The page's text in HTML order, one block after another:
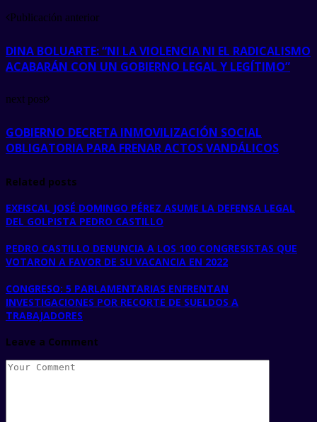
Publicación anterior
DINA BOLUARTE: “NI LA VIOLENCIA NI EL RADICALISMO
ACABARÁN CON UN GOBIERNO LEGAL Y LEGÍTIMO”
next post
GOBIERNO DECRETA INMOVILIZACIÓN SOCIAL
OBLIGATORIA PARA FRENAR ACTOS VANDÁLICOS
Related posts
EXFISCAL JOSÉ DOMINGO PÉREZ ASUME LA DEFENSA LEGAL
DEL GOLPISTA PEDRO CASTILLO
PEDRO CASTILLO DENUNCIA A LOS 100 CONGRESISTAS QUE
VOTARON A FAVOR DE SU VACANCIA EN 2022
CONGRESO: 5 PARLAMENTARIAS ENFRENTAN
INVESTIGACIONES POR RECORTE DE SUELDOS A
TRABAJADORES
Leave a Comment